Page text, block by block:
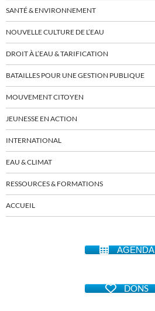
SANTÉ & ENVIRONNEMENT
NOUVELLE CULTURE DE L’EAU
DROIT À L’EAU & TARIFICATION
BATAILLES POUR UNE GESTION PUBLIQUE
MOUVEMENT CITOYEN
JEUNESSE EN ACTION
INTERNATIONAL
EAU & CLIMAT
RESSOURCES & FORMATIONS
ACCUEIL
AGENDA
DONS